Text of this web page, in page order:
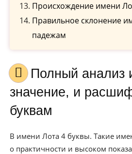
Происхождение имени
Правильное склонение
падежам
Полный анализ имени Лота,
значение, и
буквам
В имени Лота 4 буквы. Такие
о практичности и высоком